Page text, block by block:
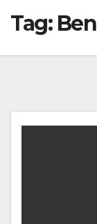
Tag: